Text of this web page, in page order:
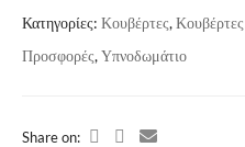
Κατηγορίες: Κουβέρτες,
Προσφορές,Υπνοδωμάτιο
Share on: